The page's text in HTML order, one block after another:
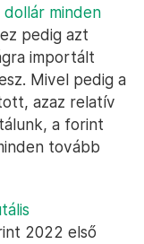
dollár minden
pedig azt
importált
Mivel pedig a
azaz relatív
a forint
tovább
2022 első